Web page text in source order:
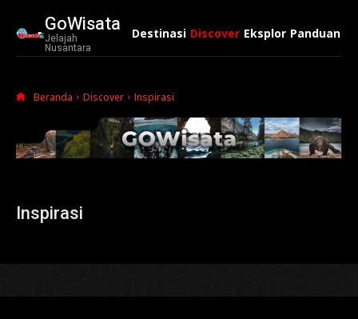
GoWisata
Jelajah
Nusantara
Destinasi Discover Eksplor Panduan
Beranda Discover Inspirasi
Inspirasi